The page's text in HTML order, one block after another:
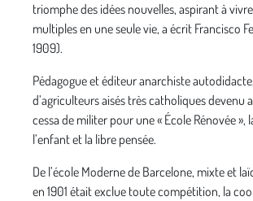
triomphe des idées nouvelles, aspirant à
multiples en une seule vie, a écrit Francisco
1909).
Pédagogue et éditeur anarchiste
d’agriculteurs aisés très catholiques devenu
cessa de militer pour une « École Rénovée »,
l’enfant et la libre pensée.
De l’école Moderne de Barcelone, mixte et
en 1901 était exclue toute compétition, la